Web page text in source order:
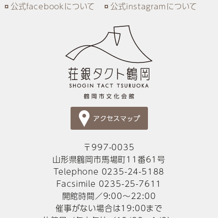
公式facebookについて
公式instagramについて
〒997-0035
山形県鶴岡市馬場町11番61号
Telephone 0235-24-5188
Facsimile 0235-25-7611
開館時間／9:00～22:00
催事がない場合は19:00まで